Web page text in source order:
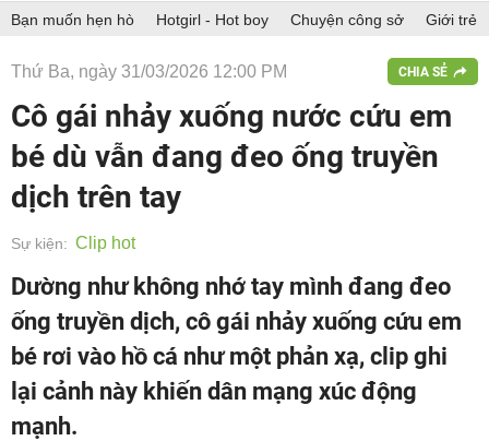
Bạn muốn hẹn hò Hotgirl - Hot boy Chuyện công sở Giới trẻ
Thứ Ba, ngày 31/03/2026 12:00 PM CHIA SẺ
Cô gái nhảy xuống nước cứu em
bé dù vẫn đang đeo ống truyền
dịch trên tay
Sự kiện: Clip hot
Dường như không nhớ tay mình đang đeo
ống truyền dịch, cô gái nhảy xuống cứu em
bé rơi vào hồ cá như một phản xạ, clip ghi
lại cảnh này khiến dân mạng xúc động
mạnh.